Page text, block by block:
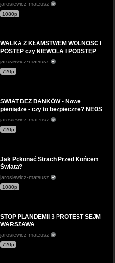
jarosiewicz-mateusz
1080p
WALKA Z KŁAMSTWEM WOLNOŚĆ I
POSTĘP czy NIEWOLA I PODSTĘP
jarosiewicz-mateusz
720p
SWIAT BEZ BANKÓW - Nowe
pieniądze - czy to bezpieczne? NEOS
jarosiewicz-mateusz
720p
Jak Pokonać Strach Przed Końcem
Świata?
jarosiewicz-mateusz
1080p
STOP PLANDEMII 3 PROTEST SEJM
WARSZAWA
jarosiewicz-mateusz
720p